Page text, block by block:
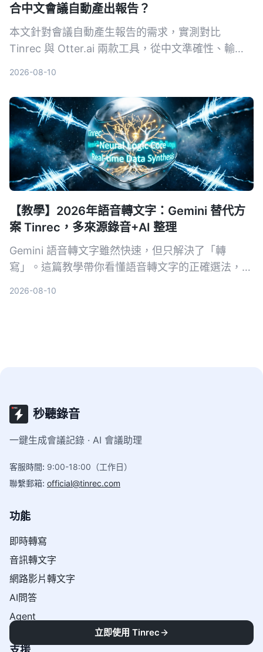
合中文會議自動產出報告？
本文針對會議自動產生報告的需求，實測對比
Tinrec 與 Otter.ai 兩款工具，從中文準確性、輸入
最適合中文會議場景。
2026-08-10
【教學】2026年語音轉文字：Gemini 替代方
案 Tinrec，多來源錄音+AI 整理
Gemini 語音轉文字雖然快速，但只解決了「轉
寫」。這篇教學帶你看懂語音轉文字的正確選法，並
2026-08-10
秒聽錄音
一鍵生成會議記錄 · AI 會議助理
客服時間: 9:00-18:00（工作日）
聯繫郵箱: official@tinrec.com
功能
即時轉寫
音訊轉文字
網路影片轉文字
AI問答
Agent
立即使用 Tinrec